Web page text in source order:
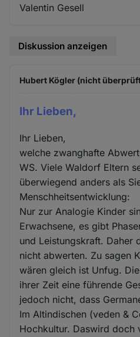
Valentin Gesell
Diskussion anzeigen
Hubert Kögler (nicht
Ihr Lieben,
Ihr Lieben,
welche zwanghafte
WS. Viele Waldorf Eltern
überwiegend anders als
Menschheitsentwicklung:
Nur zur Analogie Kinder
Erwachsene, es gibt
und Leistungskraft. Daher
nicht abwerten. Zu sagen
wären gleich ist Unfug.
ihrer Zeit eine führende
jedoch nicht, dass
Im Altindischen (veden &
Hochkultur. Daswird doch